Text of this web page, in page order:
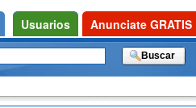
Usuarios Anunciate GRATIS